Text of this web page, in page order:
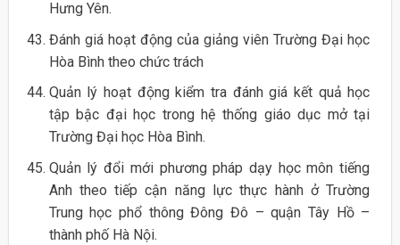
Hưng Yên.
Đánh giá hoạt động của giảng viên Trường Đại học
Hòa Bình theo chức trách
Quản lý hoạt động kiểm tra đánh giá kết quả học
tập bậc đại học trong hệ thống giáo dục mở tại
Trường Đại học Hòa Bình.
Quản lý đổi mới phương pháp dạy học môn tiếng
Anh theo tiếp cận năng lực thực hành ở Trường
Trung học phổ thông Đông Đô – quận Tây Hồ –
thành phố Hà Nội.